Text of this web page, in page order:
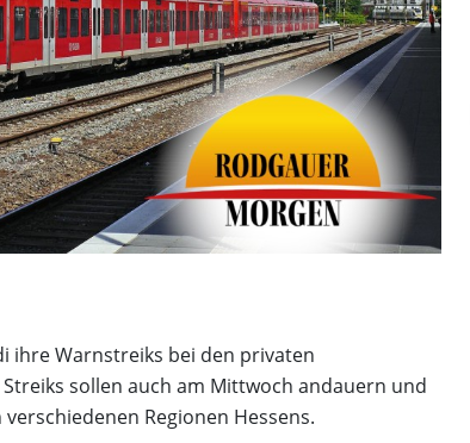
ihre Warnstreiks bei den privaten
sollen auch am Mittwoch andauern und
Regionen Hessens.
Andreas Paul Thiede fängt mit PKK Consulting
Lebensversicherungen auf